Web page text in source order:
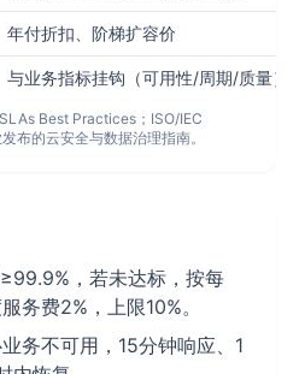
年付折扣、阶梯扩容价
与业务指标挂钩（可用性/周期/质量）
Best Practices；ISO/IEC
布的云安全与数据治理指南。
，若未达标，按每
务费2%，上限10%。
务不可用，15分钟响应、1